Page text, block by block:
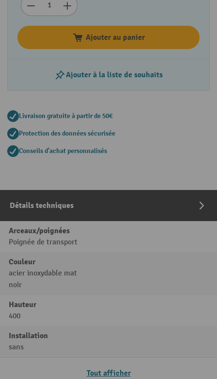
Ajouter au panier
Ajouter à la liste de souhaits
Livraison gratuite à partir de 50€
Protection des données sécurisée
Conseils d'achat personnalisés
Détails techniques
Arceaux/poignées
Poignée de transport
Couleur
acier inoxydable mat
noir
Hauteur
400
Installation
sans
Tout afficher